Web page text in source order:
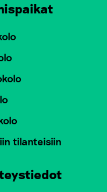
tilanteisiin